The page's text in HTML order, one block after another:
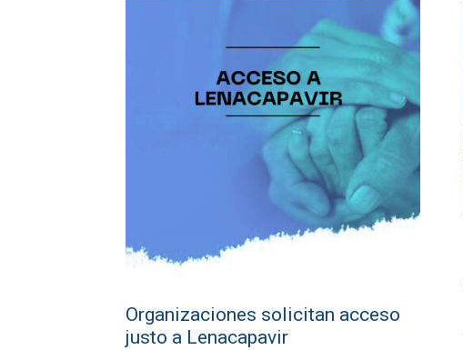
Organizaciones solicitan acceso
justo a Lenacapavir